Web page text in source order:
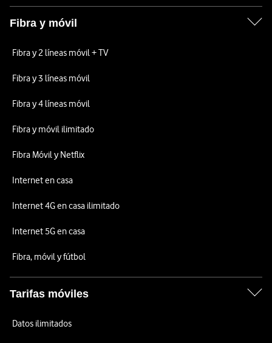
Fibra y móvil
Fibra y 2 líneas móvil + TV
Fibra y 3 líneas móvil
Fibra y 4 líneas móvil
Fibra y móvil ilimitado
Fibra Móvil y Netflix
Internet en casa
Internet 4G en casa ilimitado
Internet 5G en casa
Fibra, móvil y fútbol
Tarifas móviles
Datos ilimitados